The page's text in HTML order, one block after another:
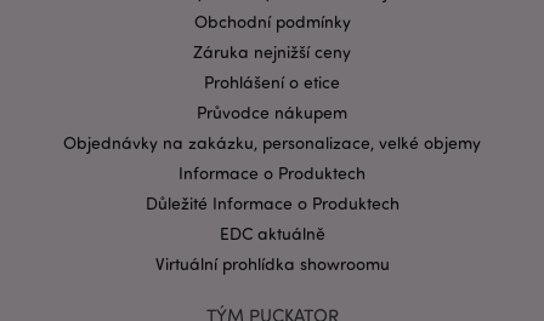
Obchodní podmínky
Záruka nejnižší ceny
Prohlášení o etice
Průvodce nákupem
Objednávky na zakázku, personalizace, velké objemy
Informace o Produktech
Důležité Informace o Produktech
EDC aktuálně
Virtuální prohlídka showroomu
TÝM PUCKATOR
mage-messages
Adobe Inc.